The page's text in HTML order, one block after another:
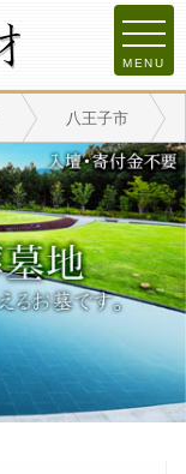
MENU
八王子市